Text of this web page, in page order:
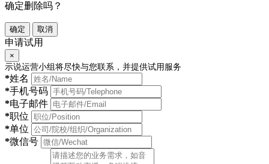
确定删除吗？
确定 取消
申请试用
×
示说运营小组将尽快与您联系，并提供试用服务
*姓名
*手机号码
*电子邮件
*职位
*单位
*微信号